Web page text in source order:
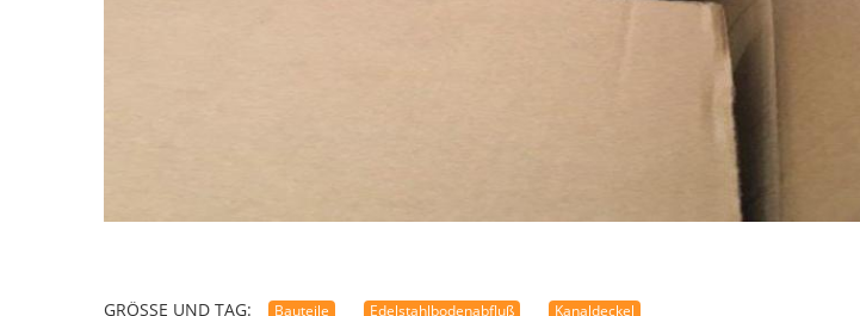
GRÖSSE UND TAG: Bauteile Edelstahlbodenabfluß Kanaldeckel